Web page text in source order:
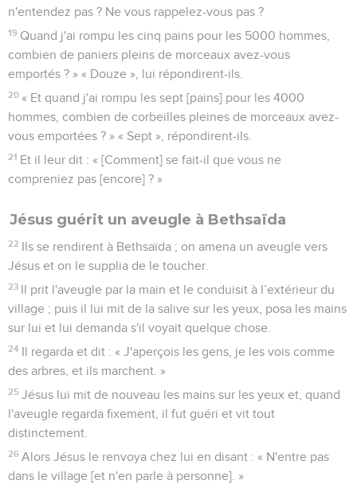
n'entendez pas ? Ne vous rappelez-vous pas ?
19 Quand j'ai rompu les cinq pains pour les 5000 hommes,
combien de paniers pleins de morceaux avez-vous
emportés ? » « Douze », lui répondirent-ils.
20 « Et quand j'ai rompu les sept [pains] pour les 4000
hommes, combien de corbeilles pleines de morceaux avez-
vous emportées ? » « Sept », répondirent-ils.
21 Et il leur dit : « [Comment] se fait-il que vous ne
compreniez pas [encore] ? »
Jésus guérit un aveugle à Bethsaïda
22 Ils se rendirent à Bethsaïda ; on amena un aveugle vers
Jésus et on le supplia de le toucher.
23 Il prit l'aveugle par la main et le conduisit à l’extérieur du
village ; puis il lui mit de la salive sur les yeux, posa les mains
sur lui et lui demanda s'il voyait quelque chose.
24 Il regarda et dit : « J'aperçois les gens, je les vois comme
des arbres, et ils marchent. »
25 Jésus lui mit de nouveau les mains sur les yeux et, quand
l'aveugle regarda fixement, il fut guéri et vit tout
distinctement.
26 Alors Jésus le renvoya chez lui en disant : « N'entre pas
dans le village [et n'en parle à personne]. »